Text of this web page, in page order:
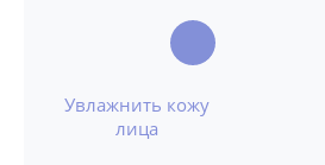
Увлажнить кожу
лица